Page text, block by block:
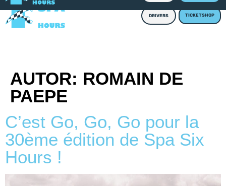
DRIVERS TICKETSHOP
AUTOR: ROMAIN DE
PAEPE
C’est Go, Go, Go pour la
30ème édition de Spa Six
Hours !